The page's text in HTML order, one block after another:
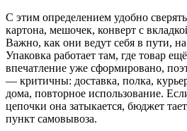
С этим определением удобно
картона, мешочек, конверт с
Важно, как они ведут себя в пути,
Упаковка работает там, где товар
впечатление уже сформировано,
— критичны: доставка, полка,
дома, повторное использование.
цепочки она затыкается, бюджет
пункт самовывоза.